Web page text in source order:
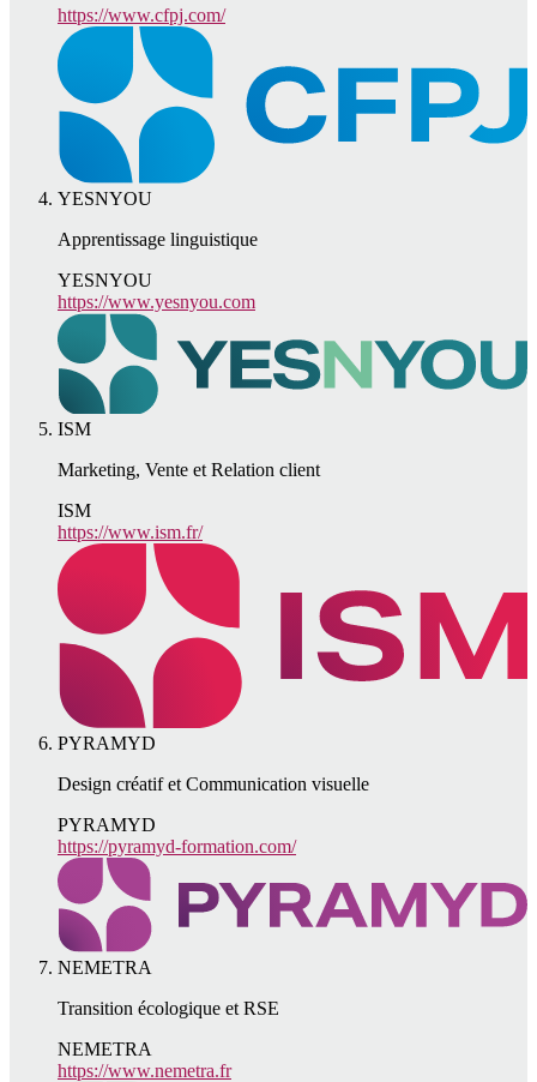
https://www.cfpj.com/
YESNYOU
Apprentissage linguistique
YESNYOU
https://www.yesnyou.com
ISM
Marketing, Vente et Relation client
ISM
https://www.ism.fr/
PYRAMYD
Design créatif et Communication visuelle
PYRAMYD
https://pyramyd-formation.com/
NEMETRA
Transition écologique et RSE
NEMETRA
https://www.nemetra.fr